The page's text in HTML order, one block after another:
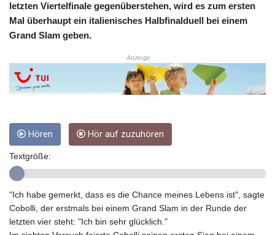
ERN 17.342035
ETB 186.049588
FKP 0.857252
GBP 0.858527
GEL 3.017966
GGP 0.857252
GIP 0.857252
GMD 84.980421
GNF
letzten Viertelfinale gegenüberstehen, wird es zum ersten
Mal überhaupt ein italienisches Halbfinalduell bei einem
Grand Slam geben.
Anzeige
Hören Hör auf zuzuhören
Textgröße:
"Ich habe gemerkt, dass es die Chance meines Lebens ist", sagte
Cobolli, der erstmals bei einem Grand Slam in der Runde der
letzten vier steht: "Ich bin sehr glücklich."